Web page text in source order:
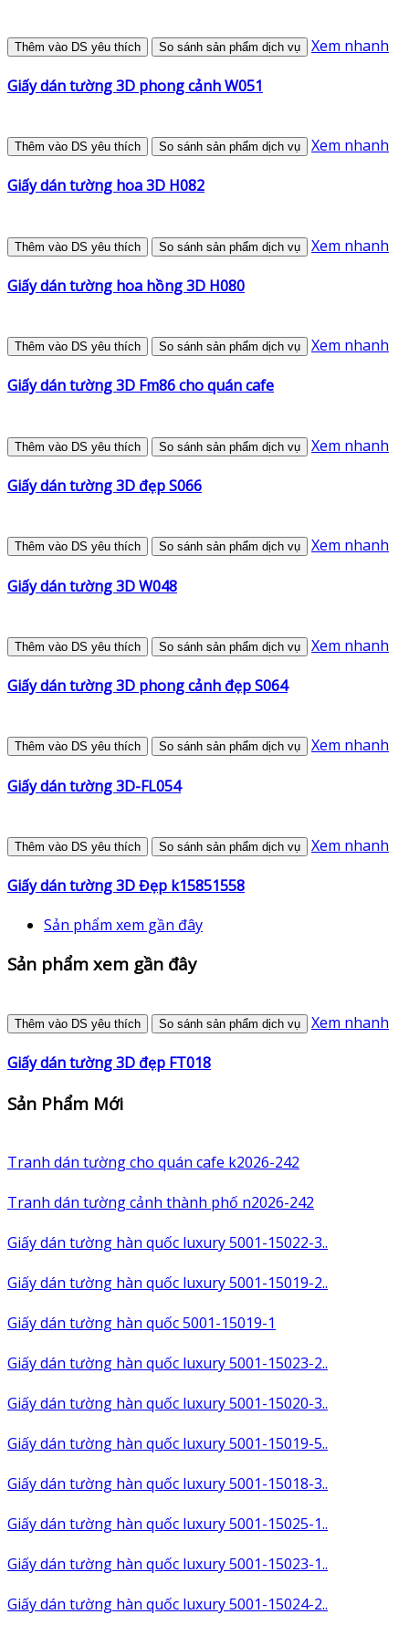
Thêm vào DS yêu thích So sánh sản phẩm dịch vụ Xem nhanh
Giấy dán tường 3D phong cảnh W051
Thêm vào DS yêu thích So sánh sản phẩm dịch vụ Xem nhanh
Giấy dán tường hoa 3D H082
Thêm vào DS yêu thích So sánh sản phẩm dịch vụ Xem nhanh
Giấy dán tường hoa hồng 3D H080
Thêm vào DS yêu thích So sánh sản phẩm dịch vụ Xem nhanh
Giấy dán tường 3D Fm86 cho quán cafe
Thêm vào DS yêu thích So sánh sản phẩm dịch vụ Xem nhanh
Giấy dán tường 3D đẹp S066
Thêm vào DS yêu thích So sánh sản phẩm dịch vụ Xem nhanh
Giấy dán tường 3D W048
Thêm vào DS yêu thích So sánh sản phẩm dịch vụ Xem nhanh
Giấy dán tường 3D phong cảnh đẹp S064
Thêm vào DS yêu thích So sánh sản phẩm dịch vụ Xem nhanh
Giấy dán tường 3D-FL054
Thêm vào DS yêu thích So sánh sản phẩm dịch vụ Xem nhanh
Giấy dán tường 3D Đẹp k15851558
Sản phẩm xem gần đây
Sản phẩm xem gần đây
Thêm vào DS yêu thích So sánh sản phẩm dịch vụ Xem nhanh
Giấy dán tường 3D đẹp FT018
Sản Phẩm Mới
Tranh dán tường cho quán cafe k2026-242
Tranh dán tường cảnh thành phố n2026-242
Giấy dán tường hàn quốc luxury 5001-15022-3..
Giấy dán tường hàn quốc luxury 5001-15019-2..
Giấy dán tường hàn quốc 5001-15019-1
Giấy dán tường hàn quốc luxury 5001-15023-2..
Giấy dán tường hàn quốc luxury 5001-15020-3..
Giấy dán tường hàn quốc luxury 5001-15019-5..
Giấy dán tường hàn quốc luxury 5001-15018-3..
Giấy dán tường hàn quốc luxury 5001-15025-1..
Giấy dán tường hàn quốc luxury 5001-15023-1..
Giấy dán tường hàn quốc luxury 5001-15024-2..